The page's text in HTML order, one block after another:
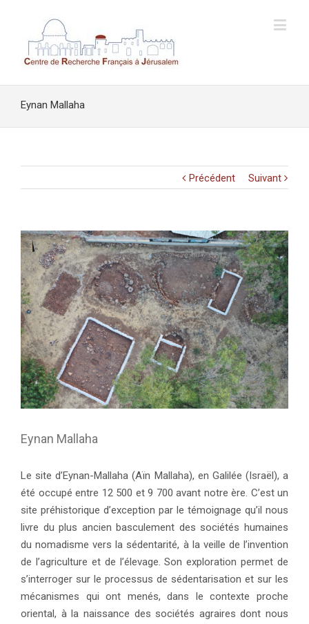
Eynan Mallaha
Précédent Suivant
Voir
l'image
agrandie
Eynan Mallaha
Le site d’Eynan-Mallaha (Aïn Mallaha), en Galilée (Israël), a
été occupé entre 12 500 et 9 700 avant notre ère. C’est un
site préhistorique d’exception par le témoignage qu’il nous
livre du plus ancien basculement des sociétés humaines
du nomadisme vers la sédentarité, à la veille de l’invention
de l’agriculture et de l’élevage. Son exploration permet de
s’interroger sur le processus de sédentarisation et sur les
mécanismes qui ont menés, dans le contexte proche
oriental, à la naissance des sociétés agraires dont nous